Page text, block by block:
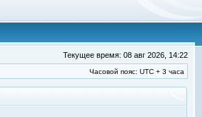
Текущее время: 08 авг 2026, 14:22
Часовой пояс: UTC + 3 часа